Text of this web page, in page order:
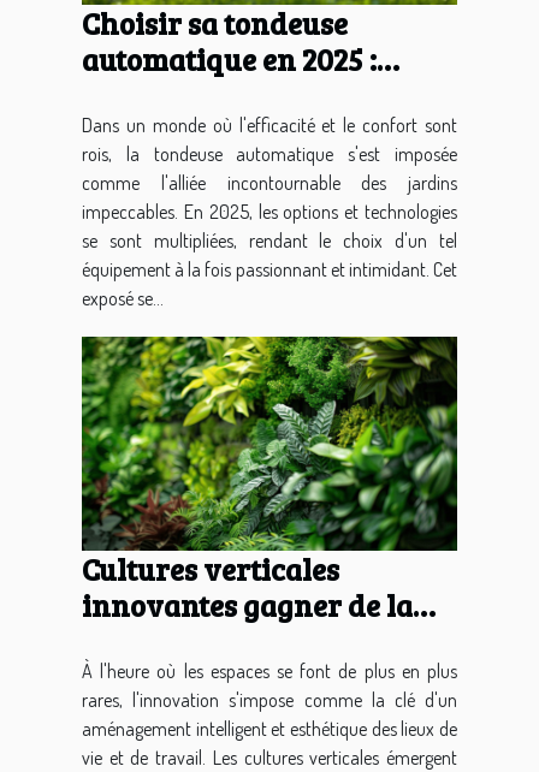
Choisir sa tondeuse
automatique en 2025 :
essentiels
Dans un monde où l'efficacité et le confort sont
rois, la tondeuse automatique s'est imposée
comme l'alliée incontournable des jardins
impeccables. En 2025, les options et technologies
se sont multipliées, rendant le choix d'un tel
équipement à la fois passionnant et intimidant. Cet
exposé se...
Cultures verticales
innovantes gagner de la
À l'heure où les espaces se font de plus en plus
rares, l'innovation s'impose comme la clé d'un
aménagement intelligent et esthétique des lieux de
vie et de travail. Les cultures verticales émergent